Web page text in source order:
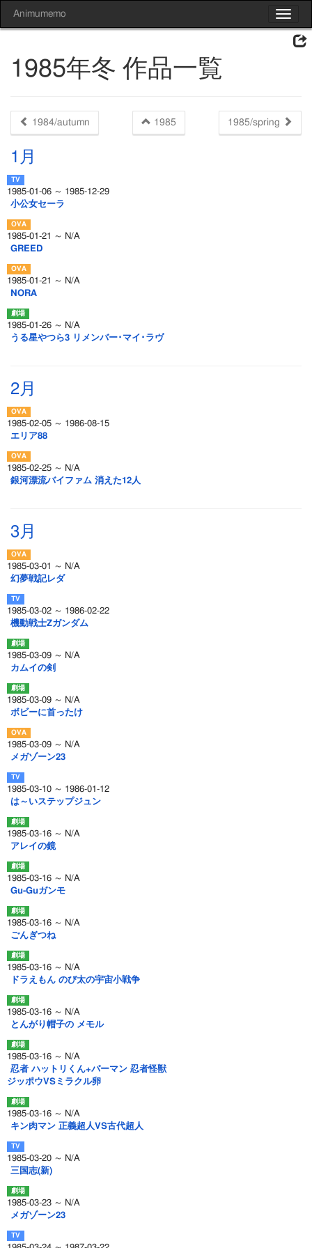
Toggle
Animumemo
1985年冬 作品一覧
1984/autumn 1985 1985/spring
1月
1985-01-06 ～ 1985-12-29
小公女セーラ
1985-01-21 ～ N/A
GREED
1985-01-21 ～ N/A
NORA
1985-01-26 ～ N/A
うる星やつら3 リメンバー･マイ･ラヴ
2月
1985-02-05 ～ 1986-08-15
エリア88
1985-02-25 ～ N/A
銀河漂流バイファム 消えた12人
3月
1985-03-01 ～ N/A
幻夢戦記レダ
1985-03-02 ～ 1986-02-22
機動戦士Zガンダム
1985-03-09 ～ N/A
カムイの剣
1985-03-09 ～ N/A
ボビーに首ったけ
1985-03-09 ～ N/A
メガゾーン23
1985-03-10 ～ 1986-01-12
は～いステップジュン
1985-03-16 ～ N/A
アレイの鏡
1985-03-16 ～ N/A
Gu-Guガンモ
1985-03-16 ～ N/A
ごんぎつね
1985-03-16 ～ N/A
ドラえもん のび太の宇宙小戦争
1985-03-16 ～ N/A
とんがり帽子の メモル
1985-03-16 ～ N/A
忍者 ハットリくん+パーマン 忍者怪獣
ジッポウVSミラクル卵
1985-03-16 ～ N/A
キン肉マン 正義超人VS古代超人
1985-03-20 ～ N/A
三国志(新)
1985-03-23 ～ N/A
メガゾーン23